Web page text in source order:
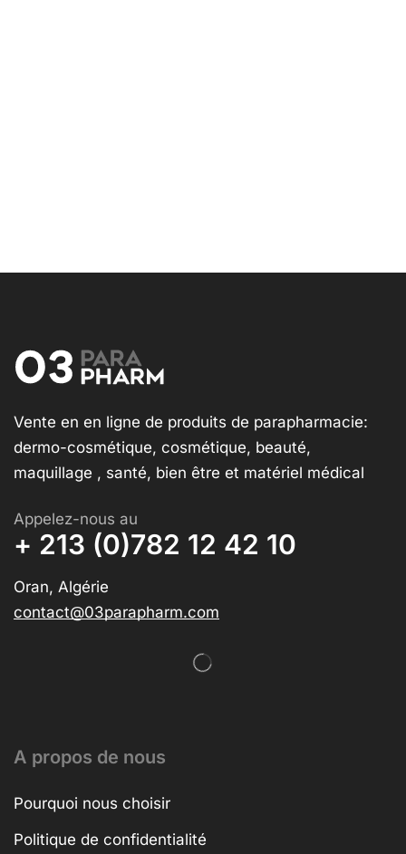
Vente en en ligne de produits de parapharmacie:
dermo-cosmétique, cosmétique, beauté,
maquillage , santé, bien être et matériel médical
Appelez-nous au
+ 213 (0)782 12 42 10
Oran, Algérie
contact@03parapharm.com
A propos de nous
Pourquoi nous choisir
Politique de confidentialité